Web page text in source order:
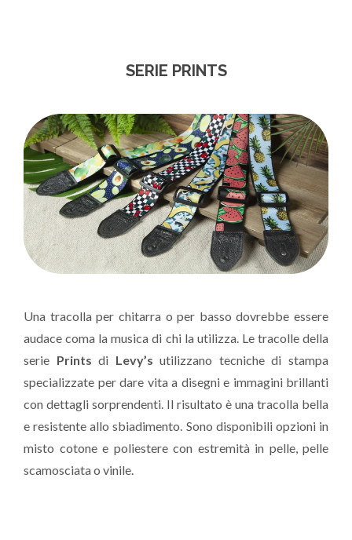
SERIE PRINTS
Una tracolla per chitarra o per basso dovrebbe essere
audace coma la musica di chi la utilizza. Le tracolle della
serie Prints di Levy’s utilizzano tecniche di stampa
specializzate per dare vita a disegni e immagini brillanti
con dettagli sorprendenti. Il risultato è una tracolla bella
e resistente allo sbiadimento. Sono disponibili opzioni in
misto cotone e poliestere con estremità in pelle, pelle
scamosciata o vinile.